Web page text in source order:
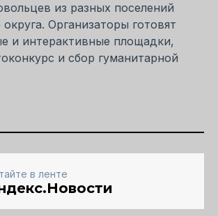
из разных поселений
Организаторы готовят
и интерактивные площадки,
и сбор гуманитарной
в ленте